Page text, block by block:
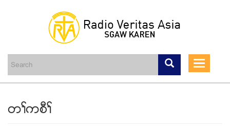
content
Toggle
တႈကစီႈ